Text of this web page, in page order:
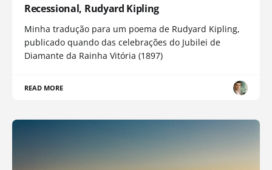
Recessional, Rudyard Kipling
Minha tradução para um poema de Rudyard Kipling,
publicado quando das celebrações do Jubilei de
Diamante da Rainha Vitória (1897)
READ MORE